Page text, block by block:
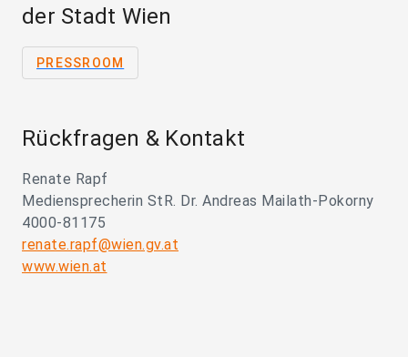
der Stadt Wien
PRESSROOM
Rückfragen & Kontakt
Renate Rapf
Mediensprecherin StR. Dr. Andreas Mailath-Pokorny
4000-81175
renate.rapf@wien.gv.at
www.wien.at